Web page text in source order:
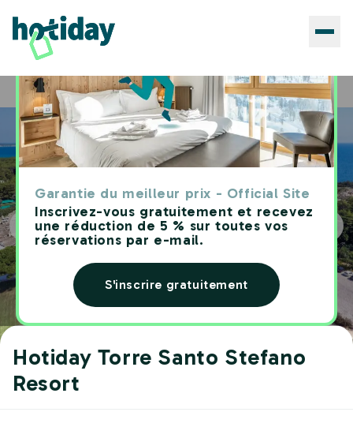
Garantie du meilleur prix - Official Site
Inscrivez-vous gratuitement et recevez
une réduction de 5 % sur toutes vos
réservations par e-mail.
S'inscrire gratuitement
Home Hôtels Hotiday Torre Santo Stefano Resort
Hotiday Torre Santo Stefano
Resort